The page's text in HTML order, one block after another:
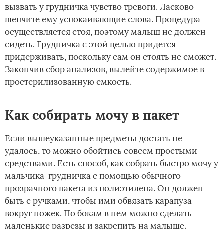
вызвать у грудничка чувство тревоги. Ласково
шепчите ему успокаивающие слова. Процедура
осуществляется стоя, поэтому малыш не должен
сидеть. Грудничка с этой целью придется
придерживать, поскольку сам он стоять не сможет.
Закончив сбор анализов, вылейте содержимое в
простерилизованную емкость.
Как собирать мочу в пакет
Если вышеуказанные предметы достать не
удалось, то можно обойтись совсем простыми
средствами. Есть способ, как собрать быстро мочу у
мальчика-грудничка с помощью обычного
прозрачного пакета из полиэтилена. Он должен
быть с ручками, чтобы ими обвязать карапуза
вокруг ножек. По бокам в нем можно сделать
маленькие разрезы и закрепить на малыше.